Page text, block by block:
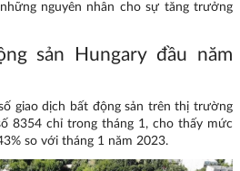
nguyên nhân cho sự tăng trưởng
sản Hungary đầu năm
giao dịch bất động sản trên thị trường
8354 chỉ trong tháng 1, cho thấy mức
so với tháng 1 năm 2023.